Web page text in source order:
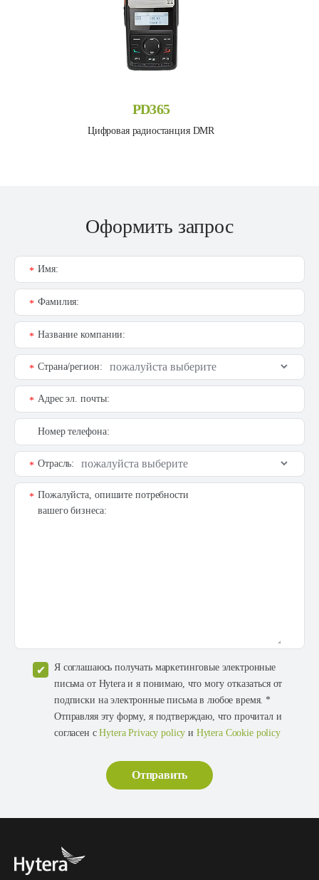
PD365
Цифровая радиостанция DMR
Оформить запрос
Имя:
*
Фамилия:
*
Название компании:
*
Страна/регион:
*
Адрес эл. почты:
*
Номер телефона:
Отрасль:
*
Пожалуйста, опишите потребности
вашего бизнеса:
*
Я соглашаюсь получать маркетинговые электронные
письма от Hytera и я понимаю, что могу отказаться от
подписки на электронные письма в любое время. *
Отправляя эту форму, я подтверждаю, что прочитал и
согласен сHytera Privacy policy и Hytera Cookie policy